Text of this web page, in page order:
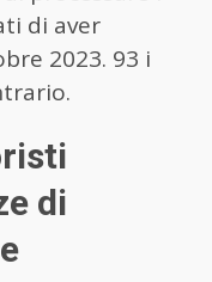
di aver
2023. 93 i
di